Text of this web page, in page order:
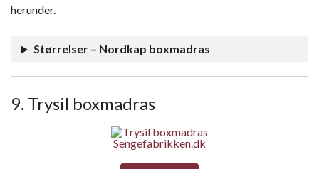
herunder.
Størrelser – Nordkap boxmadras
9. Trysil boxmadras
Sengefabrikken.dk